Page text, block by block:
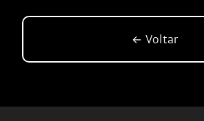
← Voltar